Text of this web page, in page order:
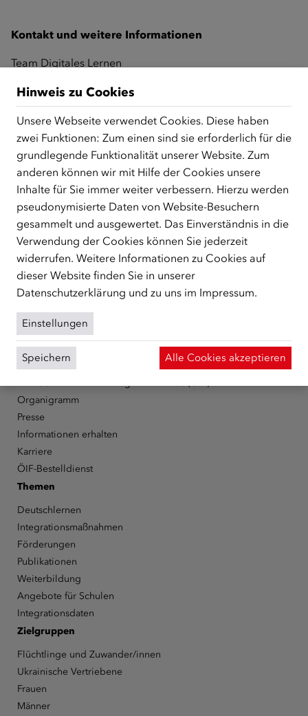
Kontakt und weitere Informationen
Team Digitales Lernen
1030 Wien, Landstraßer Hauptstraße 26
E fortbildungen(at)integrationsfonds.at
ÜBER UNS
Der Österreichische Integrationsfonds (ÖIF) ist ein Fonds der
Republik Österreich, der Flüchtlinge, subsidiär
Schutzberechtigte, Vertriebene sowie Zuwander/innen als
zentrale Anlaufstelle bei der Integration in Österreich
unterstützt.mehr
FacebookYouTubeInstagram
Über den ÖIF
Organigramm
Presse
Informationen erhalten
Karriere
ÖIF-Bestelldienst
Themen
Deutschlernen
Integrationsmaßnahmen
Förderungen
Publikationen
Weiterbildung
Angebote für Schulen
Integrationsdaten
Zielgruppen
Flüchtlinge und Zuwander/innen
Ukrainische Vertriebene
Frauen
Männer
Hinweis zu Cookies
Unsere Webseite verwendet Cookies. Diese haben
zwei Funktionen: Zum einen sind sie erforderlich für die
grundlegende Funktionalität unserer Website. Zum
anderen können wir mit Hilfe der Cookies unsere
Inhalte für Sie immer weiter verbessern. Hierzu werden
pseudonymisierte Daten von Website-Besuchern
gesammelt und ausgewertet. Das Einverständnis in die
Verwendung der Cookies können Sie jederzeit
widerrufen. Weitere Informationen zu Cookies auf
dieser Website finden Sie in unserer
Datenschutzerklärung und zu uns im Impressum.
Einstellungen
Speichern Alle Cookies akzeptieren